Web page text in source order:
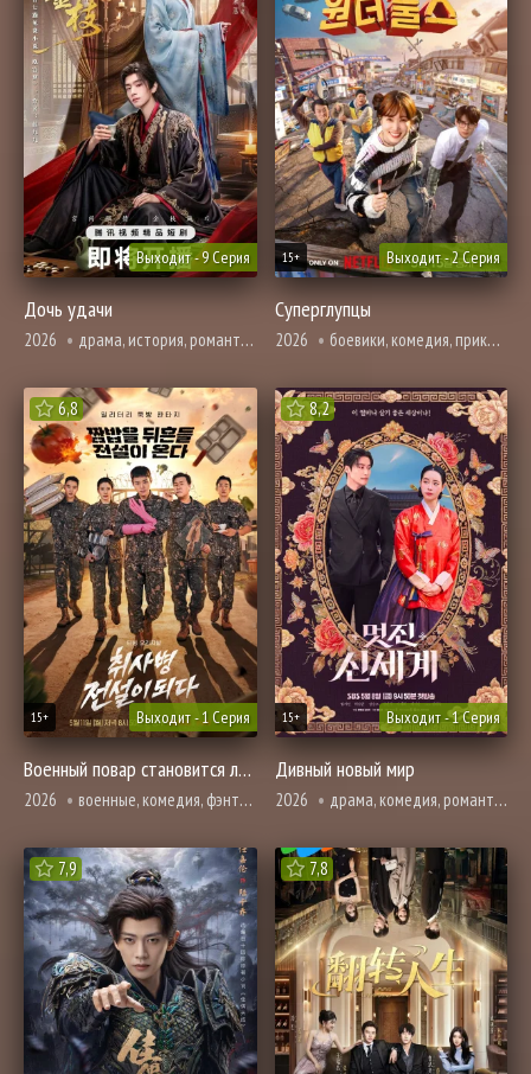
Выходит - 9 Серия
Дочь удачи
2026 драма, история, романтика, фэнтези
Выходит - 2 Серия
15+
Суперглупцы
2026 боевики, комедия, приключения, фэнтези
6,8
Выходит - 1 Серия
15+
Военный повар становится легендой
2026 военные, комедия, фэнтези
8,2
Выходит - 1 Серия
15+
Дивный новый мир
2026 драма, комедия, романтика, фэнтези
7,9 7,8